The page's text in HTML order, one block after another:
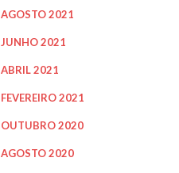
AGOSTO 2021
JUNHO 2021
ABRIL 2021
FEVEREIRO 2021
OUTUBRO 2020
AGOSTO 2020